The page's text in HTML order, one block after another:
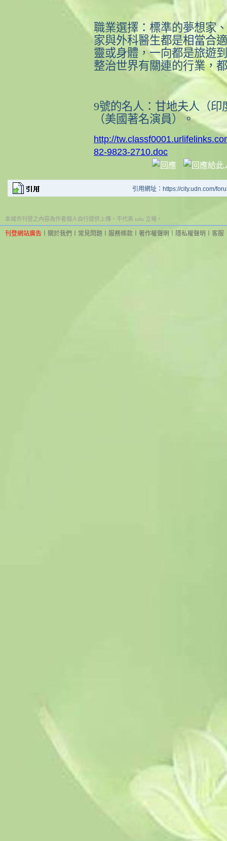
職業選擇：標準的夢想家
家與外科醫生都是相當合
靈或身體，一向都是旅遊
整治世界有關連的行業，
9號的名人：甘地夫人（
（美國著名演員）。
http://
82-9823-2710.doc
引用網址：https://city.udn.com/
本城市刊登之內容為作者個人自行提供上傳，不代表 udn 立場。
刊登網站廣告 關於我們 常見問題 服務條款 著作權聲明 隱私權聲明 客服